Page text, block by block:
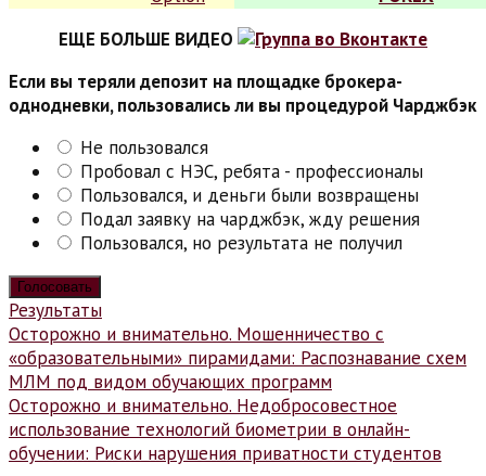
ЕЩЕ БОЛЬШЕ ВИДЕО
Если вы теряли депозит на площадке брокера-
однодневки, пользовались ли вы процедурой Чарджбэк
Не пользовался
Пробовал с НЭС, ребята - профессионалы
Пользовался, и деньги были возвращены
Подал заявку на чарджбэк, жду решения
Пользовался, но результата не получил
Результаты
Навигация
по
записям
Осторожно и внимательно. Мошенничество с
«образовательными» пирамидами: Распознавание схем
МЛМ под видом обучающих программ
Осторожно и внимательно. Недобросовестное
использование технологий биометрии в онлайн-
обучении: Риски нарушения приватности студентов